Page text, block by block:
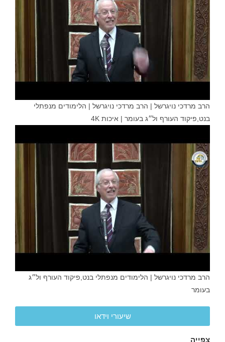
הרב מרדכי נויגרשל | הרב מרדכי נויגרשל | הלימודים מנפתלי
בנט,פיקוד העורף ול״ג בעומר | איכות 4K
הרב מרדכי נויגרשל | הלימודים מנפתלי בנט,פיקוד העורף ול״ג
בעומר
שיעורי וידאו
צפייה